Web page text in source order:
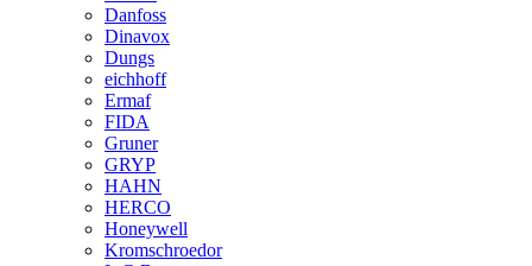
Danfoss
Dinavox
Dungs
eichhoff
Ermaf
FIDA
Gruner
GRYP
HAHN
HERCO
Honeywell
Kromschroedor